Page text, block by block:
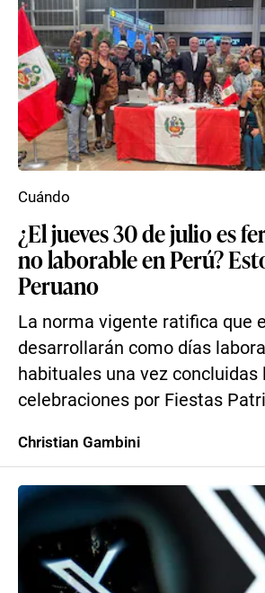
¿El jueves 30 de julio es
no laborable en Perú?
Peruano
La norma vigente ratifica que
desarrollarán como días
habituales una vez concluidas
celebraciones por Fiestas
Cuándo
Christian Gambini